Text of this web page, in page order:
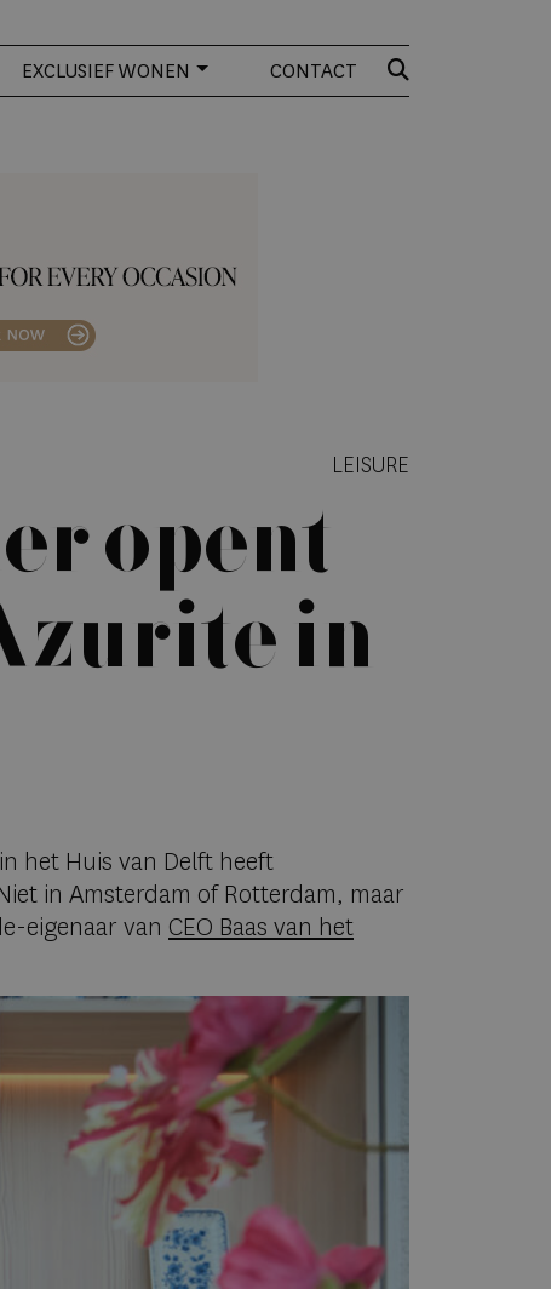
EXCLUSIEF WONEN CONTACT
LEISURE
opent
in
het Huis van Delft heeft
in Amsterdam of Rotterdam, maar
eigenaar van CEO Baas van het